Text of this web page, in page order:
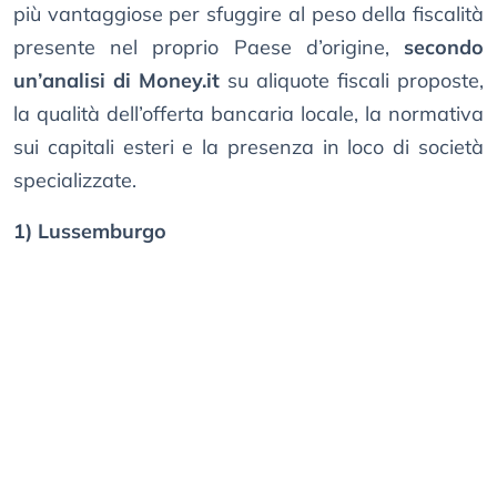
più vantaggiose per sfuggire al peso della fiscalità
presente nel proprio Paese d’origine, secondo
un’analisi di Money.it su aliquote fiscali proposte,
la qualità dell’offerta bancaria locale, la normativa
sui capitali esteri e la presenza in loco di società
specializzate.
1) Lussemburgo